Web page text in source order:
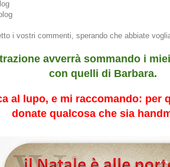
i vostri commenti, sperando che abbiate
avverrà sommando i
con quelli di Barbara.
al lupo, e mi raccomando: per
donate qualcosa che sia